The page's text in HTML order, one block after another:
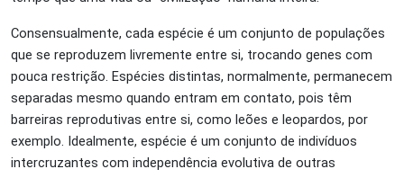
Consensualmente, cada espécie é um conjunto de populações
que se reproduzem livremente entre si, trocando genes com
pouca restrição. Espécies distintas, normalmente, permanecem
separadas mesmo quando entram em contato, pois têm
barreiras reprodutivas entre si, como leões e leopardos, por
exemplo. Idealmente, espécie é um conjunto de indivíduos
intercruzantes com independência evolutiva de outras